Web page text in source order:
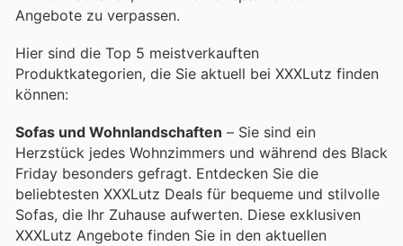
Angebote zu verpassen.
Hier sind die Top 5 meistverkauften
Produktkategorien, die Sie aktuell bei XXXLutz finden
können:
Sofas und Wohnlandschaften – Sie sind ein
Herzstück jedes Wohnzimmers und während des Black
Friday besonders gefragt. Entdecken Sie die
beliebtesten XXXLutz Deals für bequeme und stilvolle
Sofas, die Ihr Zuhause aufwerten. Diese exklusiven
XXXLutz Angebote finden Sie in den aktuellen